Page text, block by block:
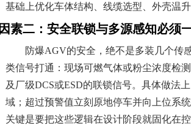
基础上优化车体结构、线缆选型、外壳温
因素二：安全联锁与多源感知必须
防爆AGV的安全，绝不是多装几个传
类信号打通：现场可燃气体或粉尘浓度检
及厂级DCS或ESD的联锁信号。具体做法
域；超过预警值立刻原地停车并向上位系
关键是要把这些逻辑在设计阶段就固化在